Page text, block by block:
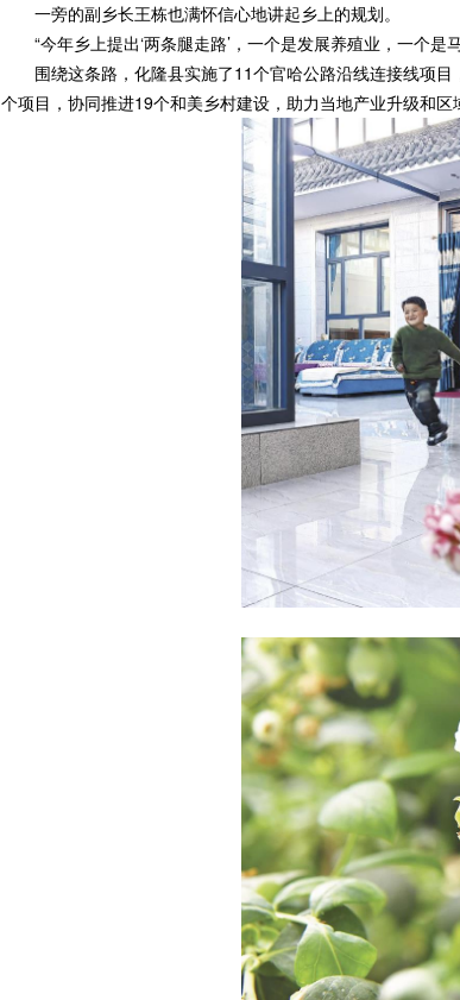
一旁的副乡长王栋也满怀信心地讲起乡上的规划。
“今年乡上提出‘两条腿走路’，一个是发展养殖业，一个是
围绕这条路，化隆县实施了11个官哈公路沿线连接线项目
个项目，协同推进19个和美乡村建设，助力当地产业升级和区